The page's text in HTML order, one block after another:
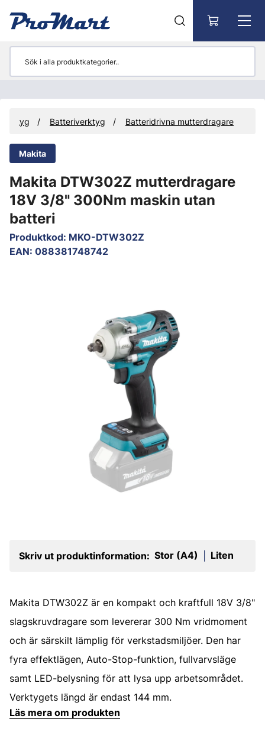
Verktyg Batteriverktyg Batteridrivna mutterdragare
Makita
Makita DTW302Z mutterdragare
18V 3/8" 300Nm maskin utan
batteri
Produktkod: MKO-DTW302Z
EAN: 088381748742
Skriv ut produktinformation: Stor (A4) Liten
Makita DTW302Z är en kompakt och kraftfull 18V 3/8"
slagskruvdragare som levererar 300 Nm vridmoment
och är särskilt lämplig för verkstadsmiljöer. Den har
fyra effektlägen, Auto-Stop-funktion, fullvarvsläge
samt LED-belysning för att lysa upp arbetsområdet.
Verktygets längd är endast 144 mm.
Läs mera om produkten